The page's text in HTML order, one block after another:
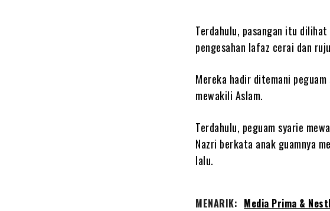
Terdahulu, pasangan itu
pengesahan lafaz cerai dan
Mereka hadir ditemani peguam
mewakili Aslam.
Terdahulu, peguam syarie
Nazri berkata anak guamnya
lalu.
MENARIK: Media Prima &